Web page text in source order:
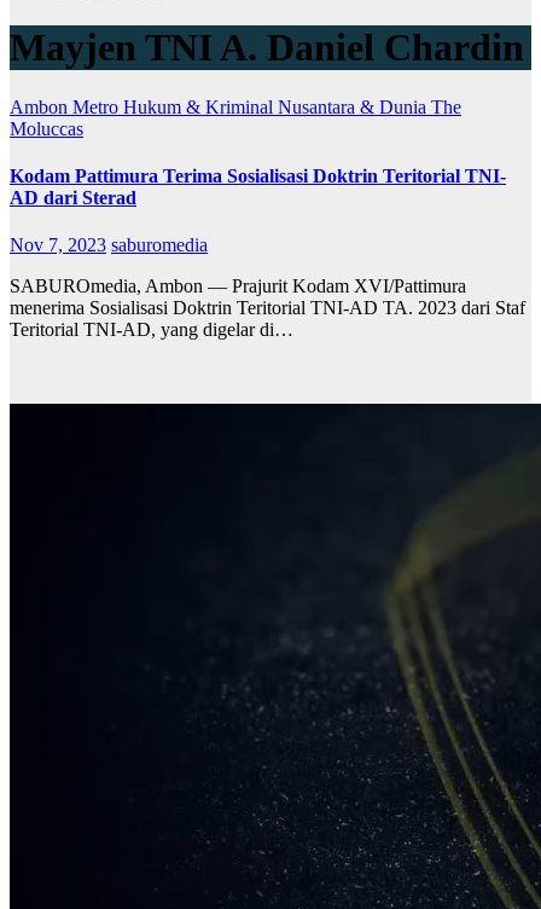
Mayjen TNI A. Daniel Chardin
Ambon Metro Hukum & Kriminal Nusantara & Dunia The
Moluccas
Kodam Pattimura Terima Sosialisasi Doktrin Teritorial TNI-
AD dari Sterad
Nov 7, 2023 saburomedia
SABUROmedia, Ambon — Prajurit Kodam XVI/Pattimura
menerima Sosialisasi Doktrin Teritorial TNI-AD TA. 2023 dari Staf
Teritorial TNI-AD, yang digelar di…